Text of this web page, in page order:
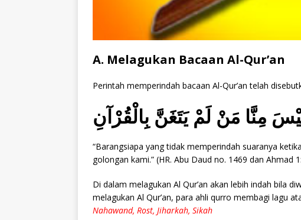
A. Melagukan Bacaan Al-Qur’an
Perintah memperindah bacaan Al-Qur’an telah
مِنَّا مَنْ لَمْ يَتَغَنَّ بِالْقُرْآنِ
“Barangsiapa yang tidak memperindah suaranya
golongan kami.” (HR. Abu Daud no. 1469 dan Ahmad
Di dalam melagukan Al Qur’an akan lebih indah bila
melagukan Al Qur’an, para ahli qurro membagi lagu
Nahawand, Rost, Jiharkah, Sikah